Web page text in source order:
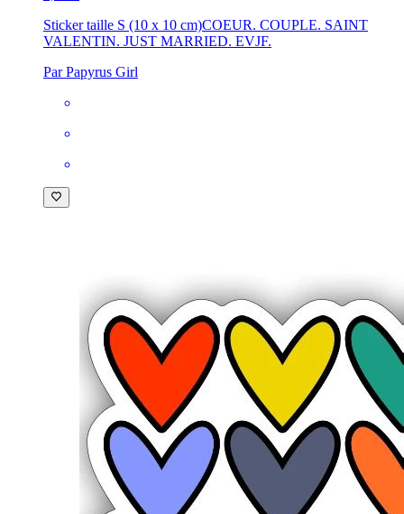
Sticker taille S (10 x 10 cm)COEUR. COUPLE. SAINT
VALENTIN. JUST MARRIED. EVJF.
Par Papyrus Girl